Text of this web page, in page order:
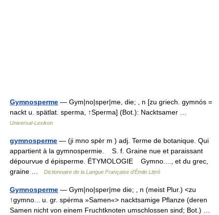
Gymnosperme — Gym|no|spẹr|me, die; , n [zu griech. gymnós =
nackt u. spätlat. sperma, ↑Sperma] (Bot.): Nacktsamer …
Universal-Lexikon
gymnosperme — (ji mno spèr m ) adj. Terme de botanique. Qui
appartient à la gymnospermie. S. f. Graine nue et paraissant
dépourvue d épisperme. ÉTYMOLOGIE Gymno...., et du grec,
graine …
Dictionnaire de la Langue Française d'Émile Littré
Gymnosperme — Gym|no|sper|me die; , n (meist Plur.) <zu
↑gymno... u. gr. spérma »Samen«> nacktsamige Pflanze (deren
Samen nicht von einem Fruchtknoten umschlossen sind; Bot.) …